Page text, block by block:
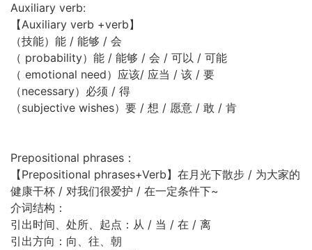
Auxiliary verb:
【Auxiliary verb +verb】
（技能）能 / 能够 / 会
（ probability）能 / 能够 / 会 / 可以 / 可能
（ emotional need）应该/ 应当 / 该 / 要
（necessary）必须 / 得
（subjective wishes）要 / 想 / 愿意 / 敢 / 肯
Prepositional phrases：
【Prepositional phrases+Verb】在月光下散步 / 为大家的
健康干杯 / 对我们很爱护 / 在一定条件下~
介词结构：
引出时间、处所、起点：从 / 当 / 在 / 离
引出方向：向、往、朝